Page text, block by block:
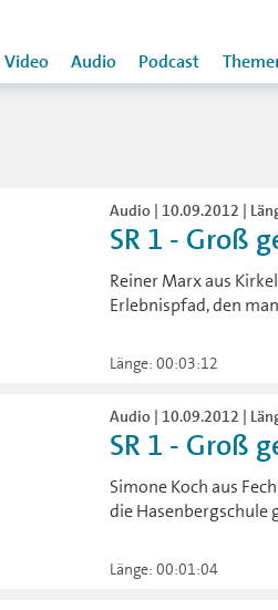
Video Audio Podcast
Audio | 10.09.2012 |
SR 1 - Groß
Reiner Marx aus
Erlebnispfad, den
Länge: 00:03:12
Audio | 10.09.2012 |
SR 1 - Groß
Simone Koch aus
die Hasenbergschule
Länge: 00:01:04